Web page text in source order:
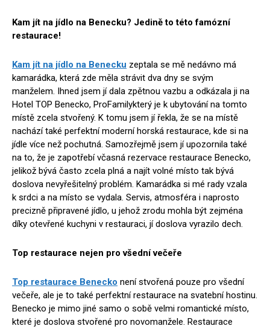
Kam jít na jídlo na Benecku? Jedině to této famózní
restaurace!
Kam jít na jídlo na Benecku zeptala se mě nedávno má
kamarádka, která zde měla strávit dva dny se svým
manželem. Ihned jsem jí dala zpětnou vazbu a odkázala ji na
Hotel TOP Benecko, ProFamilykterý je k ubytování na tomto
místě zcela stvořený. K tomu jsem jí řekla, že se na místě
nachází také perfektní moderní horská restaurace, kde si na
jídle více než pochutná. Samozřejmě jsem jí upozornila také
na to, že je zapotřebí včasná rezervace restaurace Benecko,
jelikož bývá často zcela plná a najít volné místo tak bývá
doslova nevyřešitelný problém. Kamarádka si mé rady vzala
k srdci a na místo se vydala. Servis, atmosféra i naprosto
precizně připravené jídlo, u jehož zrodu mohla být zejména
díky otevřené kuchyni v restauraci, jí doslova vyrazilo dech.
Top restaurace nejen pro všední večeře
Top restaurace Benecko není stvořená pouze pro všední
večeře, ale je to také perfektní restaurace na svatební hostinu.
Benecko je mimo jiné samo o sobě velmi romantické místo,
které je doslova stvořené pro novomanžele. Restaurace